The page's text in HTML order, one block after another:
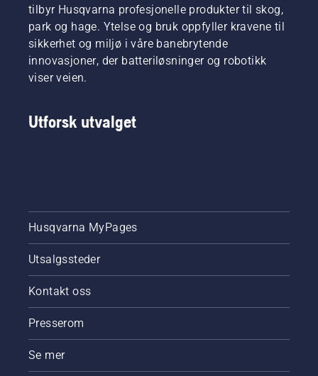
tilbyr Husqvarna profesjonelle produkter til skog,
park og hage. Ytelse og bruk oppfyller kravene til
sikkerhet og miljø i våre banebrytende
innovasjoner, der batteriløsninger og robotikk
viser veien.
Utforsk utvalget
Husqvarna MyPages
Utsalgssteder
Kontakt oss
Presserom
Se mer